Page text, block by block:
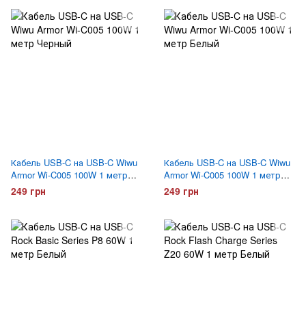
Кабель USB-C на USB-C Wiwu
Armor Wi-C005 100W 1 метр
Черный
249 грн
Кабель USB-C на USB-C Wiwu
Armor Wi-C005 100W 1 метр
Белый
249 грн